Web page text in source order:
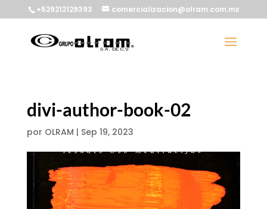
+529212129393 comercializacion@olram.com.mx
divi-author-book-02
por OLRAM | Sep 19, 2023